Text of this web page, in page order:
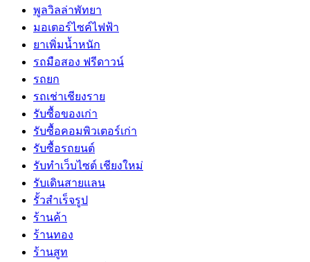
พูลวิลล่าพัทยา
มอเตอร์ไซค์ไฟฟ้า
ยาเพิ่มน้ำหนัก
รถมือสอง ฟรีดาวน์
รถยก
รถเช่าเชียงราย
รับซื้อของเก่า
รับซื้อคอมพิวเตอร์เก่า
รับซื้อรถยนต์
รับทำเว็บไซต์ เชียงใหม่
รับเดินสายแลน
รั้วสำเร็จรูป
ร้านค้า
ร้านทอง
ร้านสูท